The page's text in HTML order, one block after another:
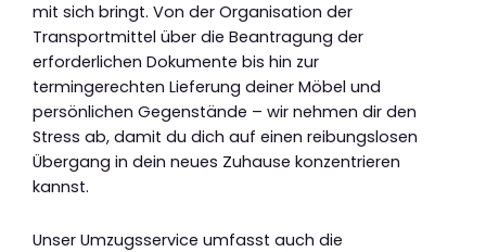
mit sich bringt. Von der Organisation der
Transportmittel über die Beantragung der
erforderlichen Dokumente bis hin zur
termingerechten Lieferung deiner Möbel und
persönlichen Gegenstände – wir nehmen dir den
Stress ab, damit du dich auf einen reibungslosen
Übergang in dein neues Zuhause konzentrieren
kannst.
Unser Umzugsservice umfasst auch die